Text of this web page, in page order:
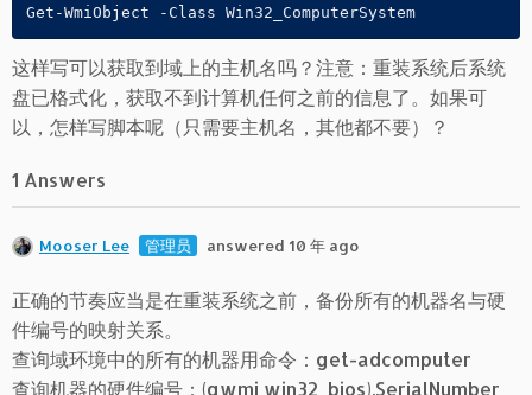
Get-WmiObject -Class Win32_ComputerSystem
这样写可以获取到域上的主机名吗？注意：重装系统后系统
盘已格式化，获取不到计算机任何之前的信息了。如果可
以，怎样写脚本呢（只需要主机名，其他都不要）？
1 Answers
Mooser Lee 管理员 answered 10 年 ago
正确的节奏应当是在重装系统之前，备份所有的机器名与硬
件编号的映射关系。
查询域环境中的所有的机器用命令：get-adcomputer
查询机器的硬件编号：(gwmi win32_bios).SerialNumber